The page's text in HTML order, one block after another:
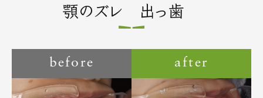
顎のズレ 出っ歯
before after